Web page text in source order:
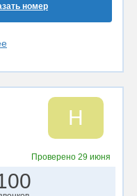
номер
Н
Проверено 29 июня